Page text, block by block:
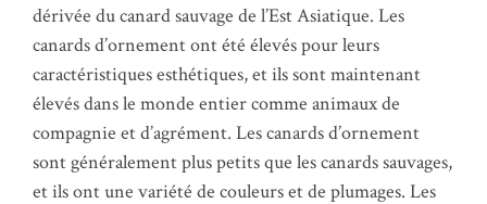
dérivée du canard sauvage de l’Est Asiatique. Les
canards d’ornement ont été élevés pour leurs
caractéristiques esthétiques, et ils sont maintenant
élevés dans le monde entier comme animaux de
compagnie et d’agrément. Les canards d’ornement
sont généralement plus petits que les canards sauvages,
et ils ont une variété de couleurs et de plumages. Les